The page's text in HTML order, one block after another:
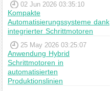
02 Jun 2026 03:35:10
Kompakte
Automatisierungssysteme dank
integrierter Schrittmotoren
25 May 2026 03:25:07
Anwendung Hybrid
Schrittmotoren in
automatisierten
Produktionslinien